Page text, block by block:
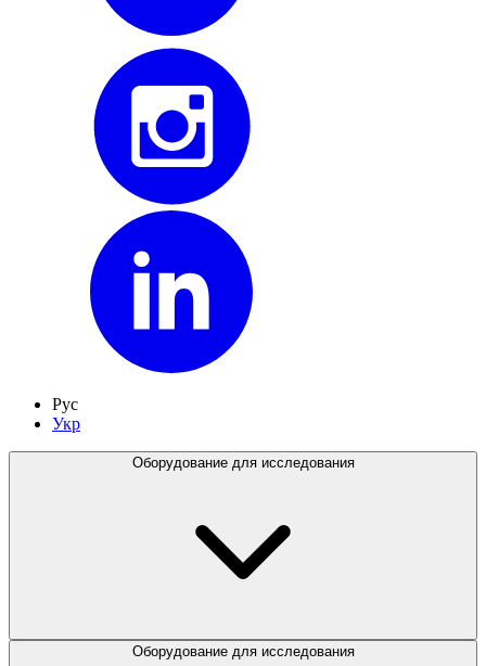
Рус
Укр
Оборудование для исследования
Оборудование для исследования